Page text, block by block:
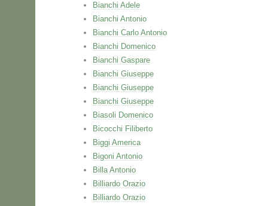
Bianchi Adele
Bianchi Antonio
Bianchi Carlo Antonio
Bianchi Domenico
Bianchi Gaspare
Bianchi Giuseppe
Bianchi Giuseppe
Bianchi Giuseppe
Biasoli Domenico
Bicocchi Filiberto
Biggi America
Bigoni Antonio
Billa Antonio
Billiardo Orazio
Billiardo Orazio